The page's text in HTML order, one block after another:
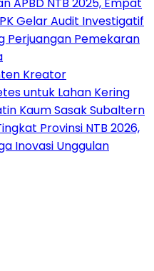
APBD NTB 2025, Empat
Gelar Audit Investigatif
Perjuangan Pemekaran
Kreator
untuk Lahan Kering
Kaum Sasak Subaltern
Provinsi NTB 2026,
Inovasi Unggulan